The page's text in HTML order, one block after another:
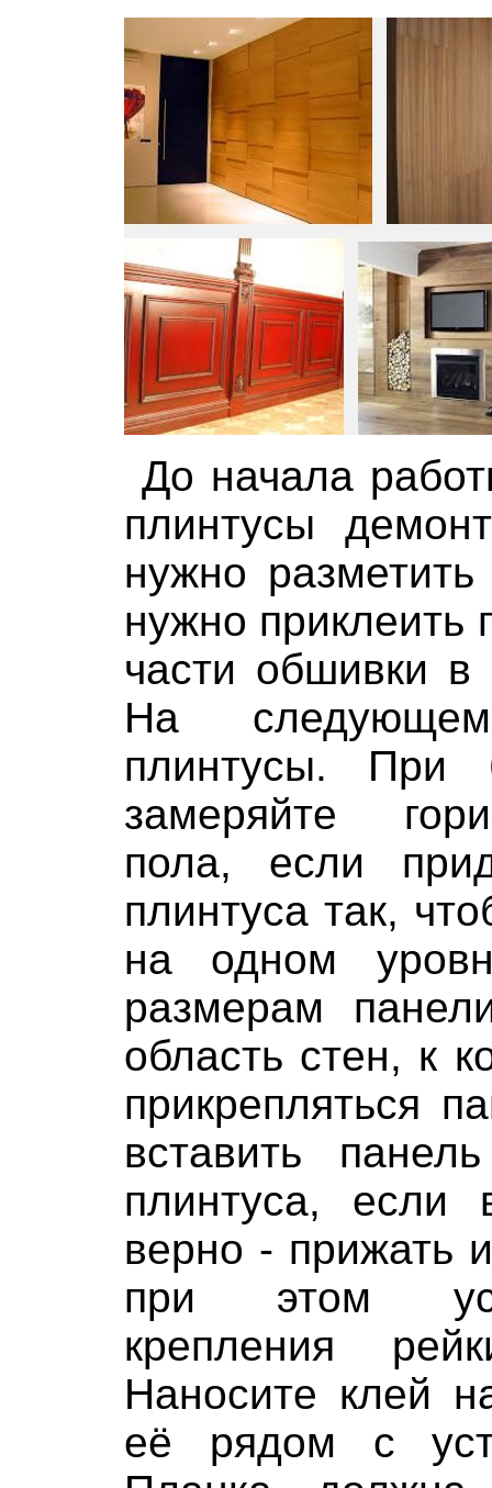
До начала
плинтусы
нужно
нужно приклеить
части обшивки в
На
плинтусы. При
замеряйте
пола, если
плинтуса так,
на одном
размерам
область стен, к
прикрепляться
вставить
плинтуса, если
верно - прижать
при этом
крепления
Наносите клей
её рядом с